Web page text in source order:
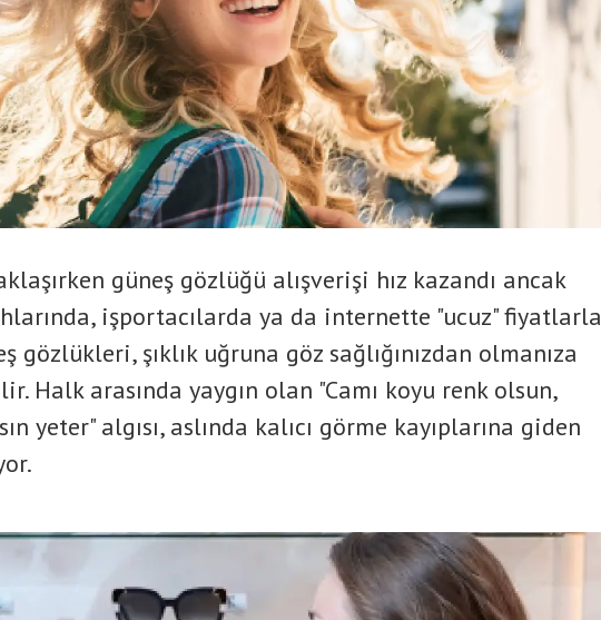
güneş gözlüğü alışverişi hız kazandı ancak
işportacılarda ya da internette "ucuz" fiyatlarla
gözlükleri, şıklık uğruna göz sağlığınızdan olmanıza
Halk arasında yaygın olan "Camı koyu renk olsun,
yeter" algısı, aslında kalıcı görme kayıplarına giden